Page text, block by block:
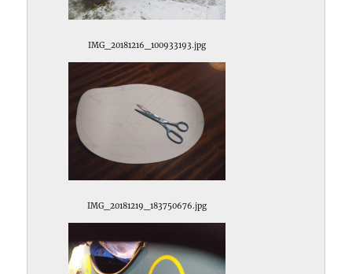
IMG_20181216_100933193.jpg
IMG_20181219_183750676.jpg